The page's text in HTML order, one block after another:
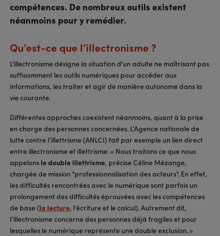
compétences. De nombreux outils existent
néanmoins pour y remédier.
Qu’est-ce que l’illectronisme ?
L'illectronisme désigne la situation d'un adulte ne maîtrisant pas
suffisamment les outils numériques pour accéder aux
informations, les traiter et agir de manière autonome dans la
vie courante.
Différentes approches coexistent néanmoins, quant à la prise
en charge des personnes concernées. L’Agence nationale de
lutte contre l’illettrisme (ANLCI) fait par exemple un lien direct
entre illectronisme et illettrisme. « Nous traitons ce que nous
appelons le double illettrisme, précise Céline Mézange,
chargée de mission "professionnalisation des acteurs". En effet,
les difficultés rencontrées avec le numérique sont parfois un
prolongement des difficultés éprouvées avec les compétences
de base (la lecture, l’écriture et le calcul). Autrement dit,
l’illectronisme concerne des personnes déjà fragiles et pour
lesquelles le numérique représente une double exclusion. »